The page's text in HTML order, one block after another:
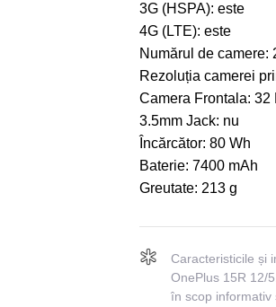
3G (HSPA): este
4G (LTE): este
Numărul de camere:
Rezoluția camerei
Camera Frontala: 32
3.5mm Jack: nu
Încărcător: 80 Wh
Baterie: 7400 mAh
Greutate: 213 g
Caracteristicile și
OnePlus 15R 12/
în scop informativ